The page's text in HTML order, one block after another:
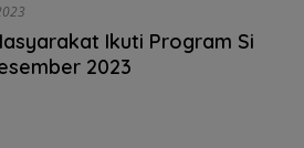
Ikuti Program Si
2023